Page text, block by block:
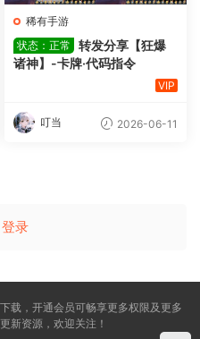
稀有手游
状态：正常
转发分享【狂爆
诸神】-卡牌·代码指令
VIP
叮当 2026-06-11
登录
载，开通会员可畅享更多权限及更多
新资源，欢迎关注！